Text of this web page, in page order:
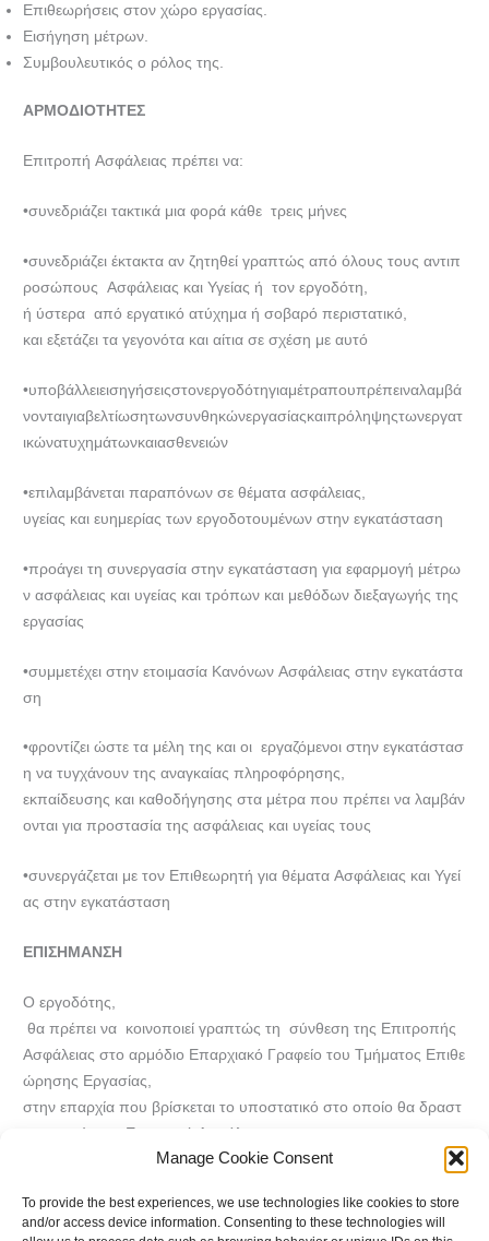
Manage Cookie Consent
To provide the best experiences, we use technologies like cookies to store
and/or access device information. Consenting to these technologies will
Επιθεωρήσεις στον χώρο εργασίας.
Εισήγηση μέτρων.
Συμβουλευτικός ο ρόλος της.
ΑΡΜΟΔΙΟΤΗΤΕΣ
Επιτροπή Ασφάλειας πρέπει να:
•συνεδριάζει τακτικά μια φορά κάθε τρεις μήνες
•συνεδριάζει έκτακτα αν ζητηθεί γραπτώς από όλους τους αντιπ
ροσώπους Ασφάλειας και Υγείας ή τον εργοδότη,
ή ύστερα από εργατικό ατύχημα ή σοβαρό περιστατικό,
και εξετάζει τα γεγονότα και αίτια σε σχέση με αυτό
•υποβάλλειεισηγήσειςστονεργοδότηγιαμέτραπουπρέπειναλαμβά
νονταιγιαβελτίωσητωνσυνθηκώνεργασίαςκαιπρόληψηςτωνεργατ
ικώνατυχημάτωνκαιασθενειών
•επιλαμβάνεται παραπόνων σε θέματα ασφάλειας,
υγείας και ευημερίας των εργοδοτουμένων στην εγκατάσταση
•προάγει τη συνεργασία στην εγκατάσταση για εφαρμογή μέτρω
ν ασφάλειας και υγείας και τρόπων και μεθόδων διεξαγωγής της
εργασίας
•συμμετέχει στην ετοιμασία Κανόνων Ασφάλειας στην εγκατάστα
ση
•φροντίζει ώστε τα μέλη της και οι εργαζόμενοι στην εγκατάστασ
η να τυγχάνουν της αναγκαίας πληροφόρησης,
εκπαίδευσης και καθοδήγησης στα μέτρα που πρέπει να λαμβάν
ονται για προστασία της ασφάλειας και υγείας τους
•συνεργάζεται με τον Επιθεωρητή για θέματα Ασφάλειας και Υγεί
ας στην εγκατάσταση
ΕΠΙΣΗΜΑΝΣΗ
Ο εργοδότης,
θα πρέπει να κοινοποιεί γραπτώς τη σύνθεση της Επιτροπής
Ασφάλειας στο αρμόδιο Επαρχιακό Γραφείο του Τμήματος Επιθε
ώρησης Εργασίας,
στην επαρχία που βρίσκεται το υποστατικό στο οποίο θα δραστ
ηριοποιείται η Επιτροπή Ασφάλειας.